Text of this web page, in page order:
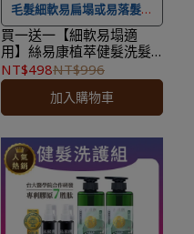
毛髮細軟易扁塌或易落髮適
用
★ 可宅配到府&超商取貨，
全館滿 NT$ 1,500免運費，
★ 登入會員訂購，管理訂單
更方便，還可累積紅利點
數，一點抵一元！
★到貨時間參考：訂購完成
買一送一【細軟易塌適
用】絲易康植萃健髮洗髮
精-蓬鬆豐盈 500ml/瓶
x2★效期2028.11.11★
NT$498NT$996
加入購物車